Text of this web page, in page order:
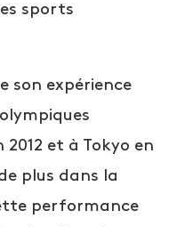
sports
son expérience
et à Tokyo en
plus dans la
performance